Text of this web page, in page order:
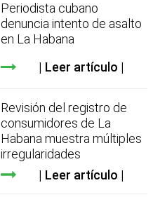
Periodista cubano
denuncia intento de asalto
en La Habana
Leer artículo
Revisión del registro de
consumidores de La
Habana muestra múltiples
irregularidades
Leer artículo